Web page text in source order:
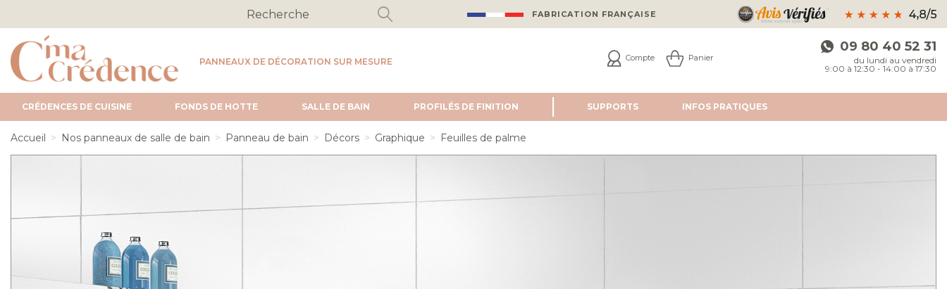
FABRICATION FRANÇAISE
PANNEAUX DE DÉCORATION SUR MESURE Compte Panier
09 80 40 52 31
du lundi au vendredi
9:00 à 12:30 - 14:00 à 17:30
CRÉDENCES DE CUISINE FONDS DE HOTTE SALLE DE BAIN PROFILÉS DE FINITION SUPPORTS INFOSPRATIQUES
Accueil Nos panneaux de salle de bain Panneau de bain Décors Graphique Feuilles de palme